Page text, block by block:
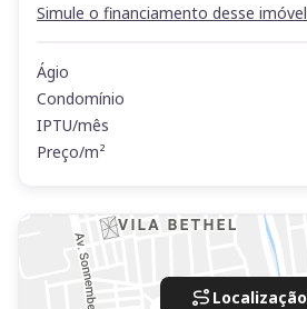
Simule o financiamento desse imóvel
Ágio
Condomínio
IPTU/mês
Preço/m²
Localização